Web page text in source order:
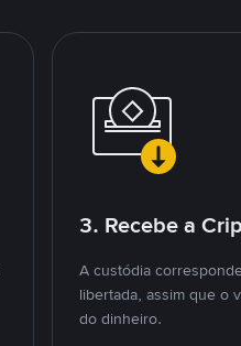
3. Recebe a
A custódia
libertada, assim que o
do dinheiro.